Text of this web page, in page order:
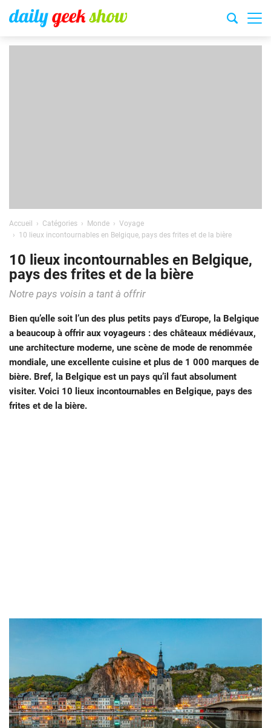
Accueil Catégories Monde
Voyage
10 lieux incontournables en Belgique, pays des frites et de la bière
10 lieux incontournables en Belgique,
pays des frites et de la bière
Notre pays voisin a tant à offrir
Bien qu’elle soit l’un des plus petits pays d’Europe, la Belgique
a beaucoup à offrir aux voyageurs : des châteaux médiévaux,
une architecture moderne, une scène de mode de renommée
mondiale, une excellente cuisine et plus de 1 000 marques de
bière. Bref, la Belgique est un pays qu’il faut absolument
visiter. Voici 10 lieux incontournables en Belgique, pays des
frites et de la bière.